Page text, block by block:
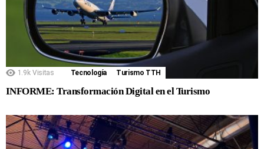
1.9k Visitas Tecnología Turismo TTH
INFORME: Transformación Digital en el Turismo